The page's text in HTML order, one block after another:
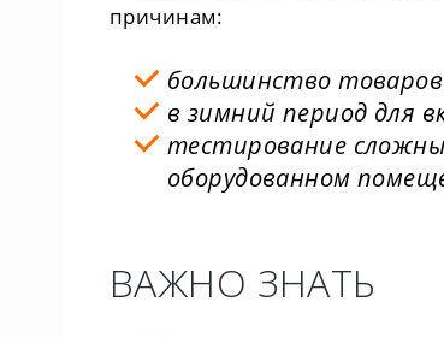
причинам:
большинство
в зимний период для
тестирование
оборудованном
ВАЖНО ЗНАТЬ